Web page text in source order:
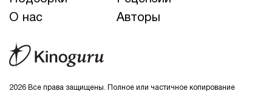
2026 Все права защищены. Полное или частичное копирование
О нас
Авторы